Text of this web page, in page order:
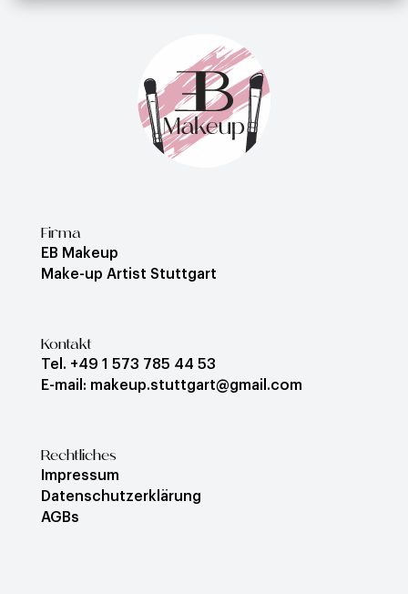
Firma
EB Makeup
Make-up Artist Stuttgart
Kontakt
Tel. +49 1 573 785 44 53
E-mail: makeup.stuttgart@gmail.com
Rechtliches
Impressum
Datenschutzerklärung
AGBs